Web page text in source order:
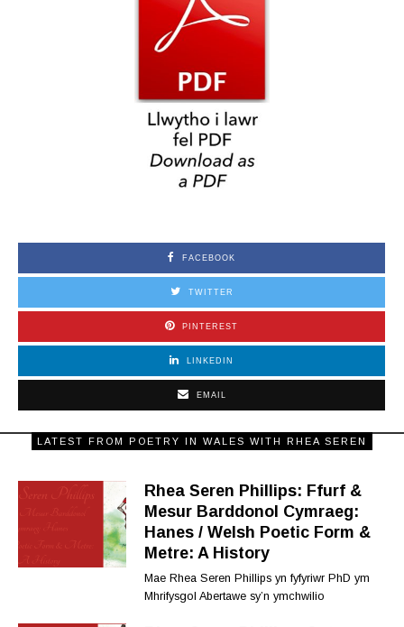
FACEBOOK
TWITTER
PINTEREST
LINKEDIN
EMAIL
LATEST FROM POETRY IN WALES WITH RHEA SEREN
Rhea Seren Phillips: Ffurf &
Mesur Barddonol Cymraeg:
Hanes / Welsh Poetic Form &
Metre: A History
Mae Rhea Seren Phillips yn fyfyriwr PhD ym
Mhrifysgol Abertawe sy’n ymchwilio